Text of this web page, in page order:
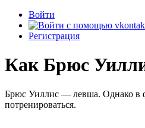
Войти
Регистрация
Как Брюс
Брюс Уиллис — левша. Однако в
потренироваться.